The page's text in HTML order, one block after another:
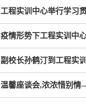
工程实训中心举行学习
疫情形势下工程实训中
副校长孙鹤汀到工程实
温馨座谈会,浓浓惜别情